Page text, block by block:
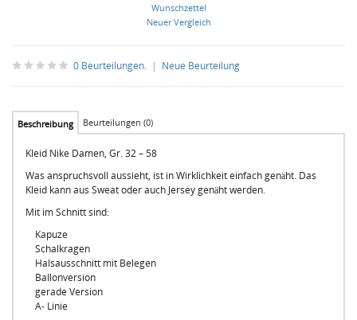
Wunschzettel
Neuer Vergleich
0 Beurteilungen. | Neue Beurteilung
Beschreibung Beurteilungen (0)
Kleid Nike Damen, Gr. 32 – 58
Was anspruchsvoll aussieht, ist in Wirklichkeit einfach genäht. Das
Kleid kann aus Sweat oder auch Jersey genäht werden.
Mit im Schnitt sind:
Kapuze
Schalkragen
Halsausschnitt mit Belegen
Ballonversion
gerade Version
A- Linie